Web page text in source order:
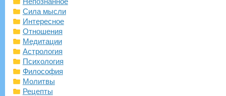
Сила мысли
Интересное
Отношения
Медитации
Астрология
Психология
Философия
Молитвы
Рецепты